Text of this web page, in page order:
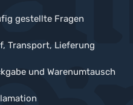
gestellte Fragen
Transport, Lieferung
und Warenumtausch